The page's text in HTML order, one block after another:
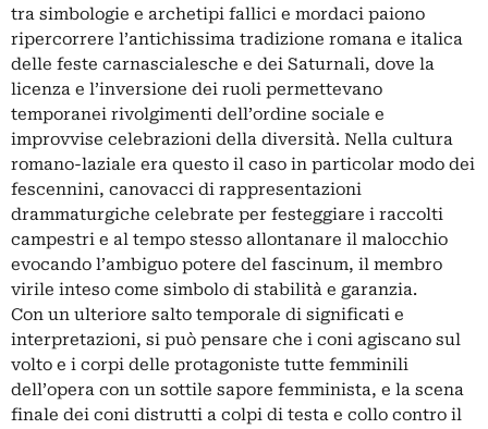
tra simbologie e archetipi fallici e mordaci paiono
ripercorrere l’antichissima tradizione romana e italica
delle feste carnascialesche e dei Saturnali, dove la
licenza e l’inversione dei ruoli permettevano
temporanei rivolgimenti dell’ordine sociale e
improvvise celebrazioni della diversità. Nella cultura
romano-laziale era questo il caso in particolar modo dei
fescennini, canovacci di rappresentazioni
drammaturgiche celebrate per festeggiare i raccolti
campestri e al tempo stesso allontanare il malocchio
evocando l’ambiguo potere del fascinum, il membro
virile inteso come simbolo di stabilità e garanzia.
Con un ulteriore salto temporale di significati e
interpretazioni, si può pensare che i coni agiscano sul
volto e i corpi delle protagoniste tutte femminili
dell’opera con un sottile sapore femminista, e la scena
finale dei coni distrutti a colpi di testa e collo contro il